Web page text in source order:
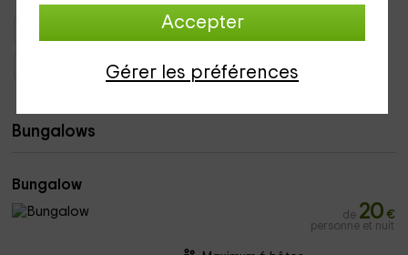
Accepter
Gérer les préférences
Chalets ou Bungalows Catalogne Chalets ou Bungalows Barcelone
Chalets ou Bungalows Borreda
Bungalows
Bungalow
de 20 €
personne et nuit